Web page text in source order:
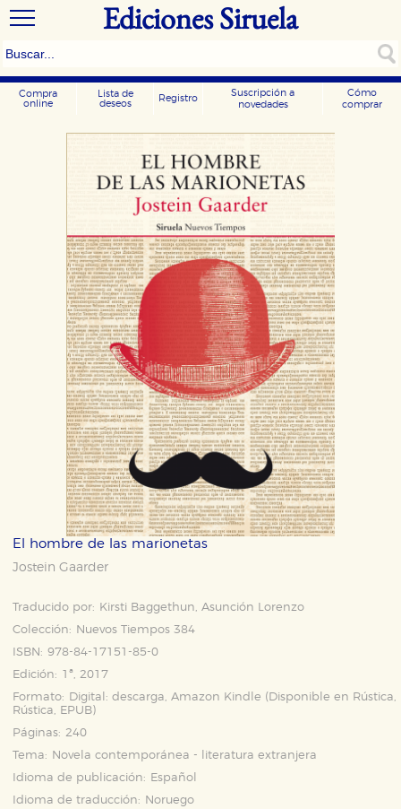
Ediciones Siruela
Compra
online
Lista de
deseos
Registro
Suscripción a
novedades
Cómo
comprar
El hombre de las marionetas
Jostein Gaarder
Traducido por:
Kirsti Baggethun, Asunción Lorenzo
Colección:
Nuevos Tiempos 384
ISBN: 978-84-17151-85-0
Edición: 1ª, 2017
Formato:
Digital: descarga, Amazon Kindle (Disponible en Rústica,
Rústica, EPUB)
Páginas: 240
Tema:
Novela contemporánea - literatura extranjera
Idioma de publicación:
Español
Idioma de traducción:
Noruego